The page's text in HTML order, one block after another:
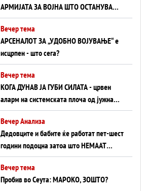
АРМИЈАТА ЗА ВОЈНА ШТО ОСТАНУВА
БЕЗ ФРОНТ
Вечер тема
АРСЕНАЛОТ ЗА „УДОБНО ВОЈУВАЊЕ“ е
исцрпен - што сега?
Вечер тема
КОГА ДУНАВ ЈА ГУБИ СИЛАТА - црвен
аларм на системската плоча од јужна
Германија до Црното Море...
Вечер Анализа
Дедовците и бабите ќе работат пет-шест
години подоцна затоа што НЕМААТ
ВНУЦИ ДА ГИ ЗАМЕНАТ
Вечер тема
Пробив во Сеута: МАРОКО, ЗОШТО?